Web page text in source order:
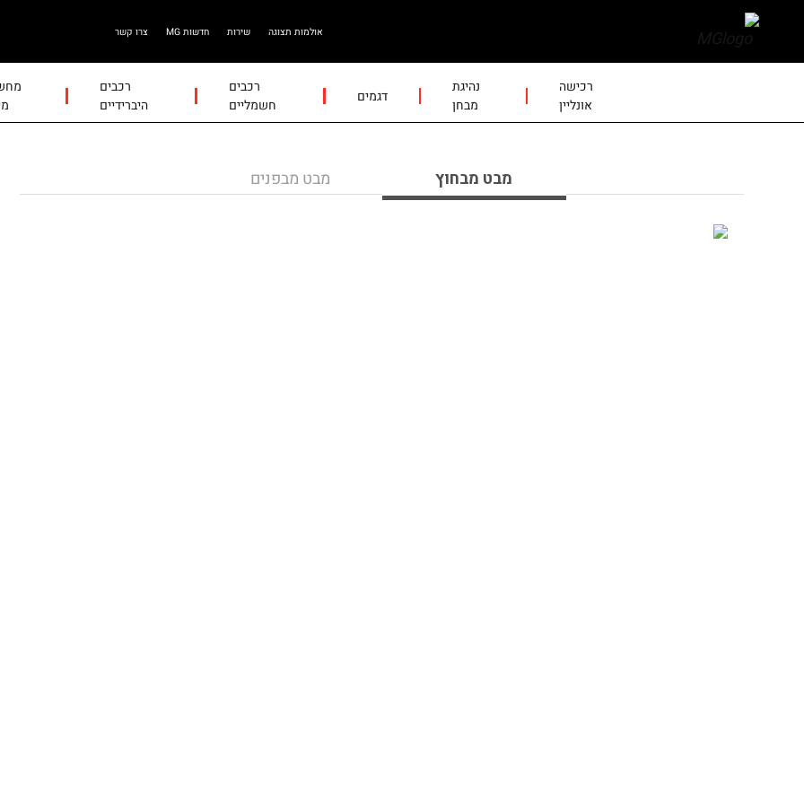
main
אולמות תצוגה שירות חדשות MG צרו קשר
רכישה
אונליין
נהיגת
מבחן
דגמים
רכבים
חשמליים
רכבים
היברידיים
מבט מבחוץ מבט מבפנים